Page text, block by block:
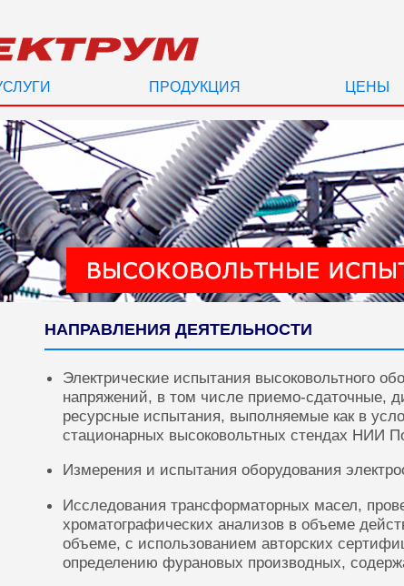
ПРОДУКЦИЯ ЦЕНЫ
НАПРАВЛЕНИЯ ДЕЯТЕЛЬНОСТИ
Электрические испытания высоковольтного
напряжений, в том числе приемо-сдаточные,
ресурсные испытания, выполняемые как в
стационарных высоковольтных стендах НИИ
Измерения и испытания оборудования
Исследования трансформаторных масел,
хроматографических анализов в объеме
объеме, с использованием авторских
определению фурановых производных,